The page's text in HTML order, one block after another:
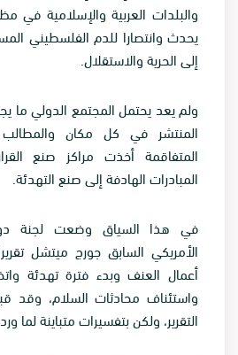
والبلدات العربية والإسلامية في
يحدث وانتصارا للدم الفلسطيني
إلى الحرية والاستقلال.
ولم يعد يحتمل المجتمع الدولي ما
المنتشر في كل مكان
المتفاقمة أخذت مراكز صنع
المبادرات الهادفة إلى صنع التهدئة.
في هذا السياق وضعت لجنة
الأمريكي السابق جورج ميتشل
أعمال العنف وبدء فترة تهدئة
واستئناف محادثات السلام، وقد
التقرير، ولكن بتفسيرات متباينة لما